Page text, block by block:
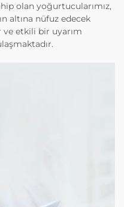
olan yoğurtucularımız,
altına nüfuz edecek
ve etkili bir uyarım